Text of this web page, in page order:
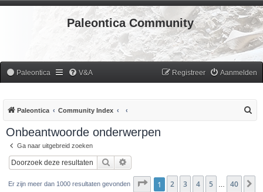
Paleontica Community
Paleontica V&A Aanmelden
Registreer
Paleontica Community Index
Onbeantwoorde onderwerpen
Ga naar uitgebreid zoeken
Zoek
Er zijn meer dan 1000 resultaten gevonden Pagina1 van 40
1 2 3 4 5 40